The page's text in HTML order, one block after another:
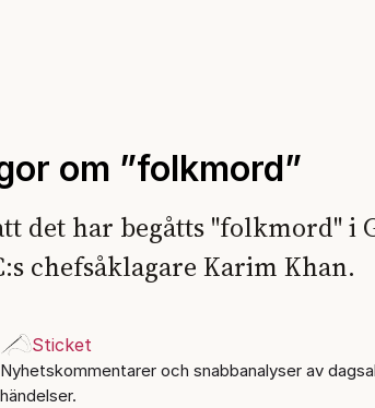
om ”folkmord”
det har begåtts "folkmord" i
chefsåklagare Karim Khan.
Sticket
Nyhetskommentarer och snabbanalyser av
händelser.